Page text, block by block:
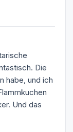
Die
habe, und ich
Und das